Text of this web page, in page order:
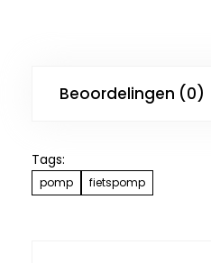
Beoordelingen (0)
Tags:
pomp fietspomp